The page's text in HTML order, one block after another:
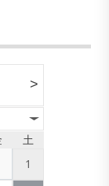
>
土
1